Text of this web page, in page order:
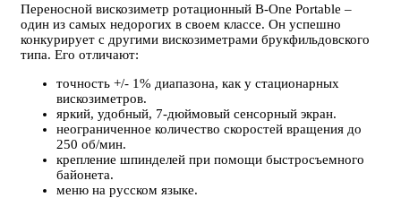
Переносной вискозиметр ротационный B-One Portable –
один из самых недорогих в своем классе. Он успешно
конкурирует с другими вискозиметрами брукфильдовского
типа. Его отличают:
точность +/- 1% диапазона, как у стационарных
вискозиметров.
яркий, удобный, 7-дюймовый сенсорный экран.
неограниченное количество скоростей вращения до
250 об/мин.
крепление шпинделей при помощи быстросъемного
байонета.
меню на русском языке.